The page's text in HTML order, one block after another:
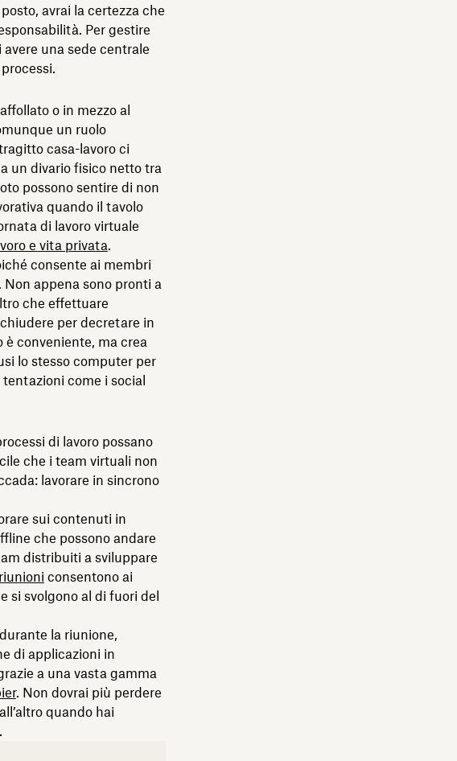
avrai la certezza che
Per gestire
una sede centrale
o in mezzo al
un ruolo
casa-lavoro ci
un divario fisico netto tra
possono sentire di non
quando il tavolo
di lavoro virtuale
e vita privata.
consente ai membri
appena sono pronti a
che effettuare
per decretare in
conveniente, ma crea
lo stesso computer per
come i social
di lavoro possano
che i team virtuali non
lavorare in sincrono
sui contenuti in
che possono andare
distribuiti a sviluppare
consentono ai
si svolgono al di fuori del
la riunione,
di applicazioni in
a una vasta gamma
. Non dovrai più perdere
quando hai